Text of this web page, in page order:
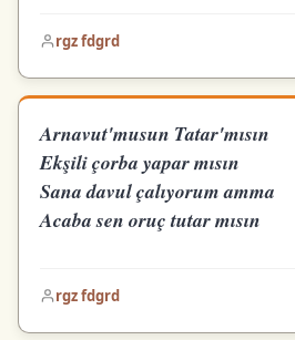
rgz fdgrd
Arnavut'musun Tatar'mısın
Ekşili çorba yapar mısın
Sana davul çalıyorum amma
Acaba sen oruç tutar mısın
rgz fdgrd